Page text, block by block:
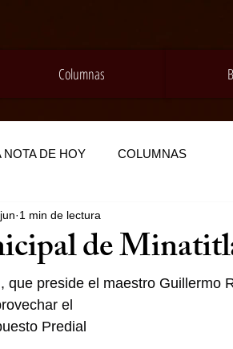
Columnas
NOTA DE HOY COLUMNAS
de
1 min de lectura
que preside el maestro Guillermo
el
Predial